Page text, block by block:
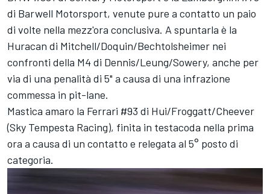
di Barwell Motorsport, venute pure a contatto un paio
di volte nella mezz'ora conclusiva. A spuntarla è la
Huracan di Mitchell/Doquin/Bechtolsheimer nei
confronti della M4 di Dennis/Leung/Sowery, anche per
via di una penalità di 5" a causa di una infrazione
commessa in pit-lane.
Mastica amaro la Ferrari #93 di Hui/Froggatt/Cheever
(Sky Tempesta Racing), finita in testacoda nella prima
ora a causa di un contatto e relegata al 5° posto di
categoria.